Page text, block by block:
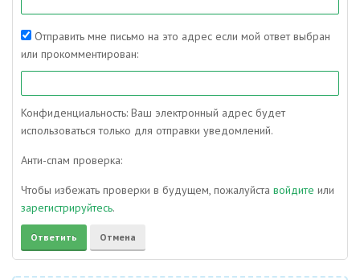
Отправить мне письмо на это адрес если мой ответ выбран
или прокомментирован:
Конфиденциальность: Ваш электронный адрес будет
использоваться только для отправки уведомлений.
Анти-спам проверка:
Чтобы избежать проверки в будущем, пожалуйста войдите или
зарегистрируйтесь.